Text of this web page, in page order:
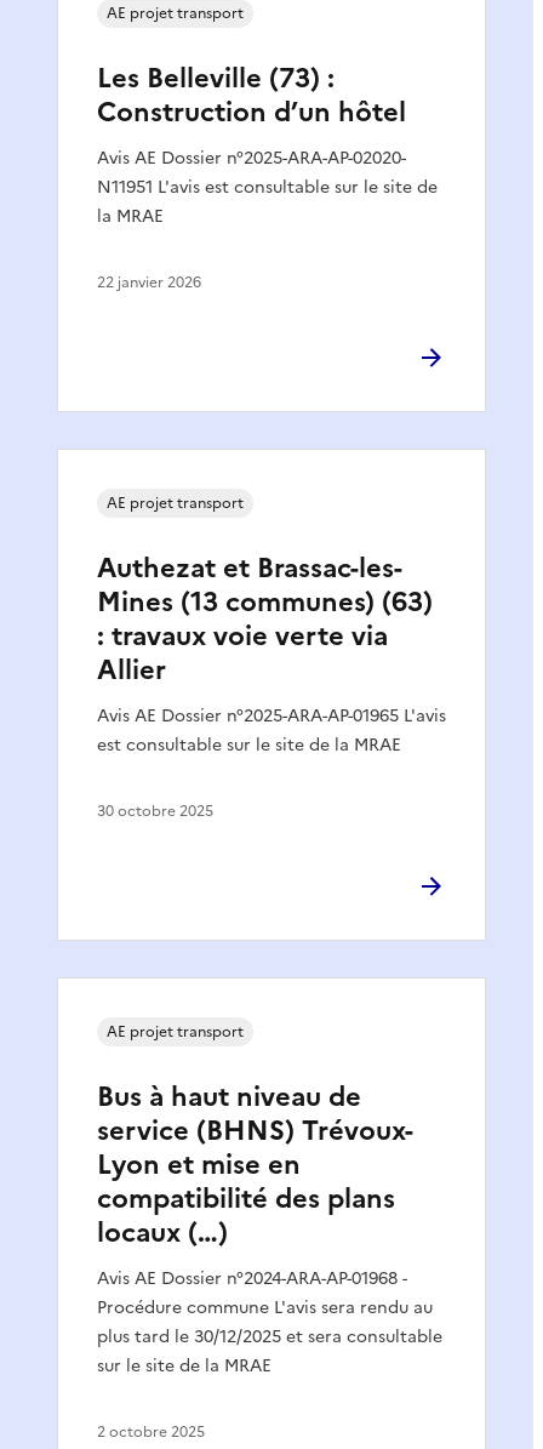
Les Belleville (73) :
Construction d’un hôtel
Avis AE Dossier n°2025-ARA-AP-02020-
N11951 L'avis est consultable sur le site de
la MRAE
AE projet transport
22 janvier 2026
Authezat et Brassac-les-
Mines (13 communes) (63)
: travaux voie verte via
Allier
Avis AE Dossier n°2025-ARA-AP-01965 L'avis
est consultable sur le site de la MRAE
AE projet transport
30 octobre 2025
Bus à haut niveau de
service (BHNS) Trévoux-
Lyon et mise en
compatibilité des plans
locaux (…)
Avis AE Dossier n°2024-ARA-AP-01968 -
Procédure commune L'avis sera rendu au
plus tard le 30/12/2025 et sera consultable
sur le site de la MRAE
AE projet transport
2 octobre 2025